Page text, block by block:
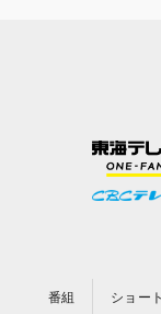
番組 ショート